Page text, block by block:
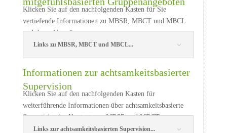
Klicken Sie auf den nachfolgenden Kasten für Sie
vertiefende Informationen zu MBSR, MBCT und MBCL
und deren Ursprüngen.
Links zu MBSR, MBCT und MBCL...
Informationen zur achtsamkeitsbasierter
Supervision
Klicken Sie auf den nachfolgenden Kasten für
weiterführende Informationen über achtsamkeitsbasierte
Supervision im Kontext von MBSR und MBCT.
Links zur achtsamkeitsbasierten Supervision...